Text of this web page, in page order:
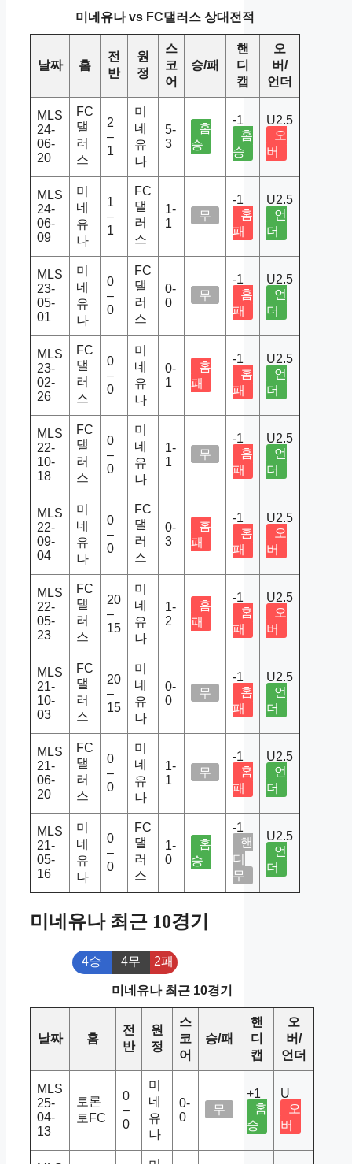
미네유나 vs FC댈러스 상대전적
날짜 홈
전
반
원
정
스
코
어
승/패
핸
디
캡
오
버/
언더
MLS
24-
06-
20
FC
댈
러
스
2
–
1
미
네
유
나
5-
3
홈
승
-1
홈
승
U2.5
오
버
MLS
24-
06-
09
미
네
유
나
1
–
1
FC
댈
러
스
1-
1
무
-1
홈
패
U2.5
언
더
MLS
23-
05-
01
미
네
유
나
0
–
0
FC
댈
러
스
0-
0
무
-1
홈
패
U2.5
언
더
MLS
23-
02-
26
FC
댈
러
스
0
–
0
미
네
유
나
0-
1
홈
패
-1
홈
패
U2.5
언
더
MLS
22-
10-
18
FC
댈
러
스
0
–
0
미
네
유
나
1-
1
무
-1
홈
패
U2.5
언
더
MLS
22-
09-
04
미
네
유
나
0
–
0
FC
댈
러
스
0-
3
홈
패
-1
홈
패
U2.5
오
버
MLS
22-
05-
23
FC
댈
러
스
20
–
15
미
네
유
나
1-
2
홈
패
-1
홈
패
U2.5
오
버
MLS
21-
10-
03
FC
댈
러
스
20
–
15
미
네
유
나
0-
0
무
-1
홈
패
U2.5
언
더
MLS
21-
06-
20
FC
댈
러
스
0
–
0
미
네
유
나
1-
1
무
-1
홈
패
U2.5
언
더
MLS
21-
05-
16
미
네
유
나
0
–
0
FC
댈
러
스
1-
0
홈
승
-1
핸
디
무
U2.5
언
더
미네유나 최근 10경기
4승 4무 2패
미네유나 최근 10경기
날짜 홈
전
반
원
정
스
코
어
승/패
핸
디
캡
오
버/
언더
MLS
25-
04-
13
토론
토FC
0
–
0
미
네
유
나
0-
0
무
+1
홈
승
U
오
버